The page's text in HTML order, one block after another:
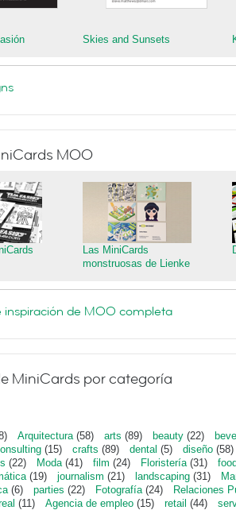
Skies and Sunsets
MOO
Las MiniCards
monstruosas de Lienke
inspiración de MOO completa
MiniCards por categoría
Arquitectura(58) arts (89) beauty (22)
(15) crafts (89) dental (5) diseño (58)
(22) Moda(41) film (24) Floristería(31)
(19) journalism (21) landscaping (31)
(6) parties (22) Fotografía(24)
Relaciones
(11) Agencia de empleo (15) retail (44)